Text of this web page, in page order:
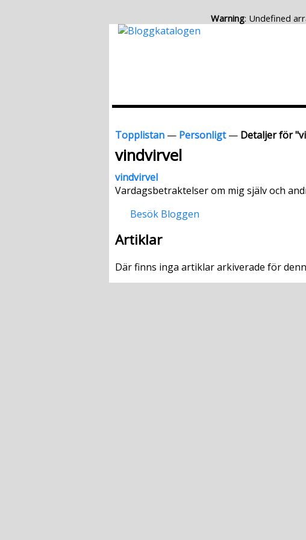
Warning: Undefined
Topplistan — Personligt— Detaljer för
vindvirvel
vindvirvel
Vardagsbetraktelser om mig själv och
Besök Bloggen
Artiklar
Där finns inga artiklar arkiverade för